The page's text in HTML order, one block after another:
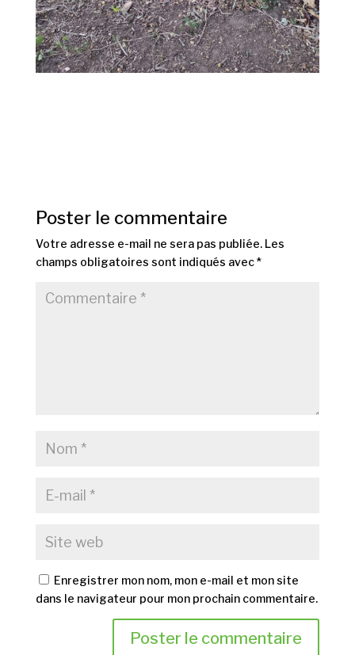
Poster le commentaire
Votre adresse e-mail ne sera pas publiée. Les
champs obligatoires sont indiqués avec*
Enregistrer mon nom, mon e-mail et mon site
dans le navigateur pour mon prochain commentaire.